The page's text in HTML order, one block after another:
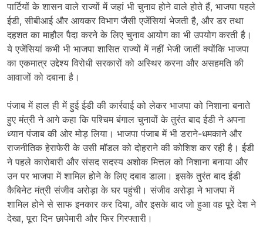
पार्टियों के शासन वाले राज्यों में जहां भी चुनाव होने वाले होते हैं, भाजपा पहले
ईडी, सीबीआई और आयकर विभाग जैसी एजेंसियां भेजती है, और डर तथा
दहशत का माहौल पैदा करने के लिए चुनाव आयोग का भी उपयोग करती है।
ये एजेंसियां कभी भी भाजपा शासित राज्यों में नहीं भेजी जातीं क्योंकि भाजपा
का एकमात्र उद्देश्य विरोधी सरकारों को अस्थिर करना और असहमति की
आवाजों को दबाना है।
पंजाब में हाल ही में हुई ईडी की कार्रवाई को लेकर भाजपा को निशाना बनाते
हुए मंत्री ने आगे कहा कि पश्चिम बंगाल चुनावों के तुरंत बाद ईडी ने अपना
ध्यान पंजाब की ओर मोड़ लिया। भाजपा पंजाब में भी डराने-धमकाने और
राजनीतिक हेराफेरी के उसी मॉडल को दोहराने की कोशिश कर रही है। ईडी
ने पहले कारोबारी और संसद सदस्य अशोक मित्तल को निशाना बनाया और
उन पर भाजपा में शामिल होने के लिए दबाव डाला। इसके तुरंत बाद ईडी
कैबिनेट मंत्री संजीव अरोड़ा के घर पहुंची। संजीव अरोड़ा ने भाजपा में
शामिल होने से साफ इनकार कर दिया, और इसके बाद जो हुआ वह पूरे देश ने
देखा, पूरा दिन छापेमारी और फिर गिरफ्तारी।